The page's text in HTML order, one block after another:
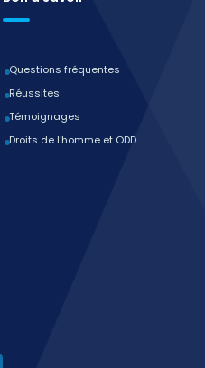
Questions fréquentes
Réussites
Témoignages
Droits de l'homme et ODD